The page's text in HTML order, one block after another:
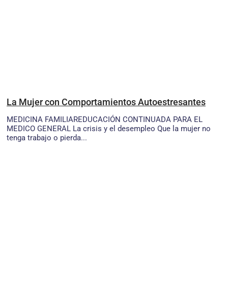
La Mujer con Comportamientos Autoestresantes
MEDICINA FAMILIAREDUCACIÓN CONTINUADA PARA EL
MEDICO GENERAL La crisis y el desempleo Que la mujer no
tenga trabajo o pierda...